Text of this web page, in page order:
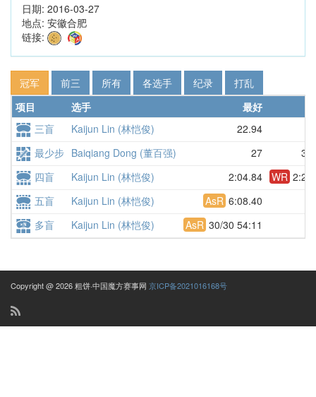
日期: 2016-03-27
地点: 安徽合肥
链接:
冠军 前三 所有 各选手 纪录
打乱
项目
选手 最好
三盲
Kaijun Lin (林恺俊) 22.94
最少步 Baiqiang Dong (董百强) 27
四盲
Kaijun Lin (林恺俊) 2:04.84 WR
五盲
Kaijun Lin (林恺俊) AsR 6:08.40
多盲
Kaijun Lin (林恺俊) AsR 30/30 54:11
Copyright @ 2026 粗饼·中国魔方赛事网 京ICP备2021016168号